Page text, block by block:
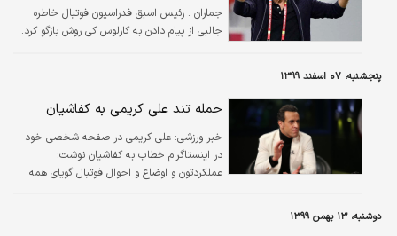
جماران : رئیس اسبق فدراسیون فوتبال خاطره
جالبی از پیام دادن به کارلوس کی روش بازگو کرد.
پنجشنبه، ۰۷ اسفند ۱۳۹۹
حمله تند علی کریمی به کفاشیان
خبر ورزشی: علی کریمی در صفحه شخصی خود
در اینستاگرام خطاب به کفاشیان نوشت:
عملکردتون و اوضاع و احوال فوتبال گویای همه
دوشنبه، ۱۳ بهمن ۱۳۹۹